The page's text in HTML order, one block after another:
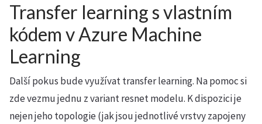
Transfer learning s vlastním
kódem v Azure Machine
Learning
Další pokus bude využívat transfer learning. Na pomoc si
zde vezmu jednu z variant resnet modelu. K dispozici je
nejen jeho topologie (jak jsou jednotlivé vrstvy zapojeny